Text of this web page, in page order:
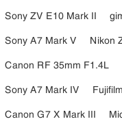
Sony ZV E10 Mark II
Sony A7 Mark V
Nikon
Canon RF 35mm F1.4L
Sony A7 Mark IV
Canon G7 X Mark III